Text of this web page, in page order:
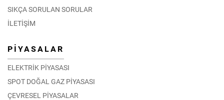
SIKÇA SORULAN SORULAR
İLETİŞİM
PİYASALAR
ELEKTRİK PİYASASI
SPOT DOĞAL GAZ PİYASASI
ÇEVRESEL PİYASALAR